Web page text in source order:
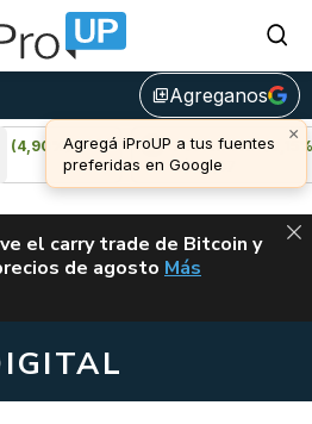
library_addAgreganos
Avalanche (0,15%)
u$s 6,47
ALERTA
el carry trade de Bitcoin y
de agosto VUELVE EL
Más